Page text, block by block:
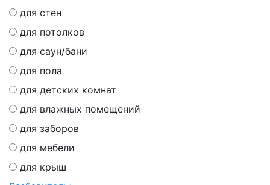
для стен
для потолков
для саун/бани
для пола
для детских комнат
для влажных помещений
для заборов
для мебели
для крыш